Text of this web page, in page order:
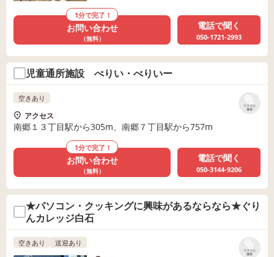
1分で完了！
お問い合わせ
（無料）
電話で聞く
050-1721-2993
児童通所施設 べりい・べりいー
リストに
保存
空きあり
アクセス
南郷１３丁目駅から305m、南郷７丁目駅から757m
1分で完了！
お問い合わせ
（無料）
電話で聞く
050-3144-9206
★パソコン・クッキングに興味があるならなら★ぐり
んカレッジ白石
リストに
保存
空きあり 送迎あり